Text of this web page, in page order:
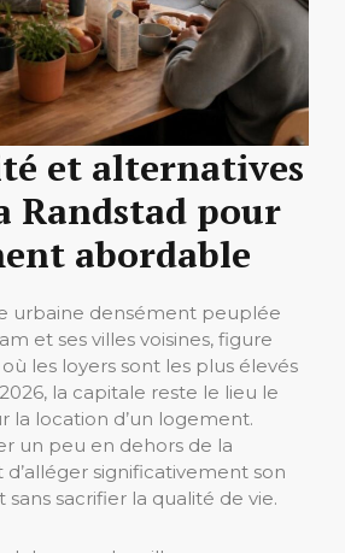
et alternatives
Randstad pour
abordable
urbaine densément peuplée
et ses villes voisines, figure
les loyers sont les plus élevés
la capitale reste le lieu le
la location d’un logement.
un peu en dehors de la
significativement son
sacrifier la qualité de vie.